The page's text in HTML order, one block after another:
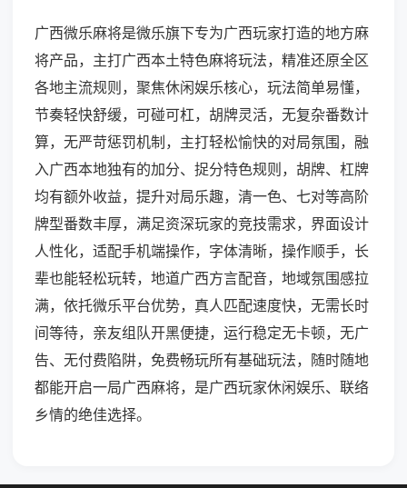
广西微乐麻将是微乐旗下专为广西玩家打造的地方麻
将产品，主打广西本土特色麻将玩法，精准还原全区
各地主流规则，聚焦休闲娱乐核心，玩法简单易懂，
节奏轻快舒缓，可碰可杠，胡牌灵活，无复杂番数计
算，无严苛惩罚机制，主打轻松愉快的对局氛围，融
入广西本地独有的加分、捉分特色规则，胡牌、杠牌
均有额外收益，提升对局乐趣，清一色、七对等高阶
牌型番数丰厚，满足资深玩家的竞技需求，界面设计
人性化，适配手机端操作，字体清晰，操作顺手，长
辈也能轻松玩转，地道广西方言配音，地域氛围感拉
满，依托微乐平台优势，真人匹配速度快，无需长时
间等待，亲友组队开黑便捷，运行稳定无卡顿，无广
告、无付费陷阱，免费畅玩所有基础玩法，随时随地
都能开启一局广西麻将，是广西玩家休闲娱乐、联络
乡情的绝佳选择。